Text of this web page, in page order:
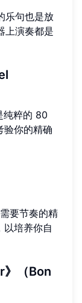
乐句也是放
上演奏都是
纯粹的 80
验你的精确
要节奏的精
以培养你自
》（Bon